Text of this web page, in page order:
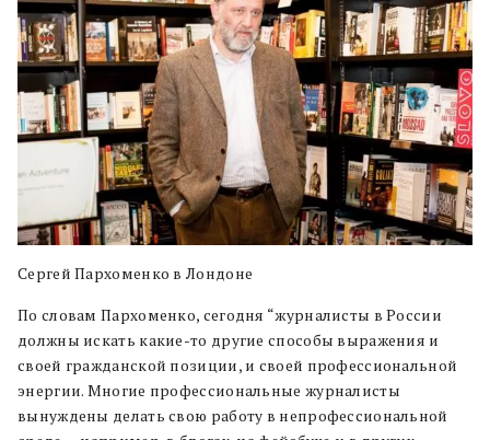
Сергей Пархоменко в Лондоне
По словам Пархоменко, сегодня “журналисты в России
должны искать какие-то другие способы выражения и
своей гражданской позиции, и своей профессиональной
энергии. Многие профессиональные журналисты
вынуждены делать свою работу в непрофессиональной